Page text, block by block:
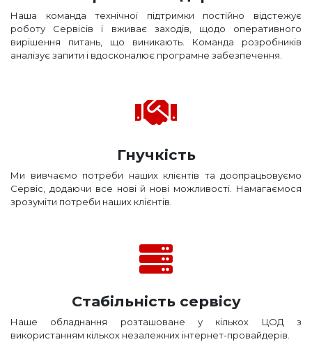
Наша команда технічної підтримки постійно відстежує
роботу Сервісів і вживає заходів, щодо оперативного
вирішення питань, що виникають. Команда розробників
аналізує запити і вдосконалює програмне забезпечення.
Гнучкість
Ми вивчаємо потреби наших клієнтів та доопрацьовуємо
Сервіс, додаючи все нові й нові можливості. Намагаємося
зрозуміти потреби наших клієнтів.
Стабільність сервісу
Наше обладнання розташоване у кількох ЦОД з
використанням кількох незалежних інтернет-провайдерів.